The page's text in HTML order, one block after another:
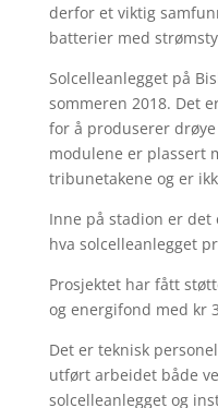
derfor et viktig
batterier med
Solcelleanlegget på
sommeren 2018. Det
for å produserer
modulene er plassert
tribunetakene og er
Inne på stadion er
hva solcelleanlegget
Prosjektet har fått
og energifond med kr
Det er teknisk
utført arbeidet både
solcelleanlegget og